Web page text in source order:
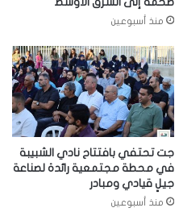
منذ أسبوعين
جت تحتفي بافتتاح نادي الشبيبة
في محطة مجتمعية رائدة لصناعة
جيلٍ قيادي ومبادر
منذ أسبوعين